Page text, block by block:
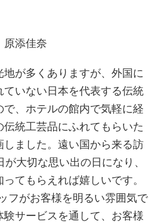
添佳奈
が多くありますが、外国に
いない日本を代表する伝統
、ホテルの館内で気軽に経
統工芸品にふれてもらいた
ました。遠い国から来る訪
大切な思い出の日になり、
てもらえれば嬉しいです。
フがお客様を明るい雰囲気で
サービスを通して、お客様